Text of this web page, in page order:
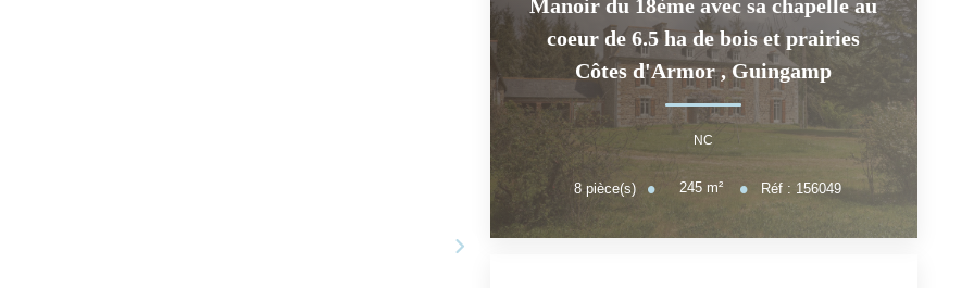
Manoir du 18ème avec sa chapelle au
coeur de 6.5 ha de bois et prairies
Côtes d'Armor,Guingamp
NC
8pièce(s) 245m² Réf : 156049